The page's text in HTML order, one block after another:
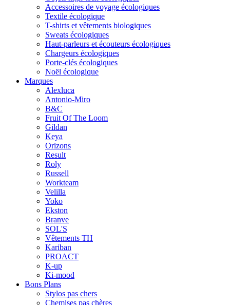
Accessoires de voyage écologiques
Textile écologique
T-shirts et vêtements biologiques
Sweats écologiques
Haut-parleurs et écouteurs écologiques
Chargeurs écologiques
Porte-clés écologiques
Noël écologique
Marques
Alexluca
Antonio-Miro
B&C
Fruit Of The Loom
Gildan
Keya
Orizons
Result
Roly
Russell
Workteam
Velilla
Yoko
Ekston
Branve
SOL'S
Vêtements TH
Kariban
PROACT
K-up
Ki-mood
Bons Plans
Stylos pas chers
Chemises pas chères